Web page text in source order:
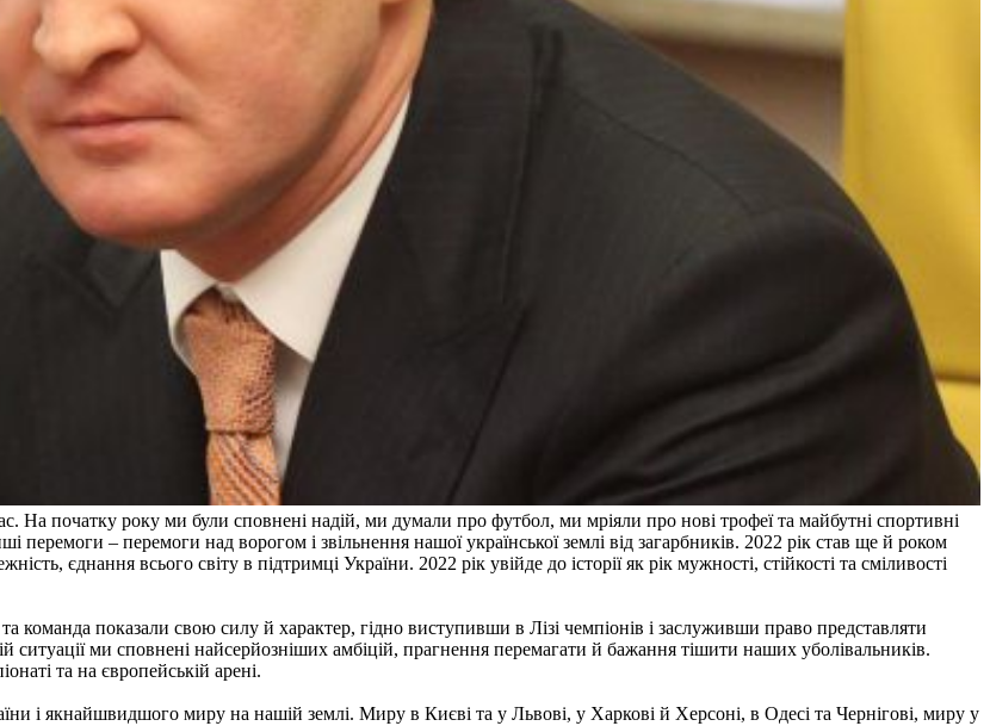
На початку року ми були сповнені надій, ми думали про футбол, ми мріяли про нові трофеї та майбутні спортивні
– перемоги над ворогом і звільнення нашої української землі від загарбників. 2022 рік став ще й роком
єднання всього світу в підтримці України. 2022 рік увійде до історії як рік мужності, стійкості та сміливості
команда показали свою силу й характер, гідно виступивши в Лізі чемпіонів і заслуживши право представляти
ми сповнені найсерйозніших амбіцій, прагнення перемагати й бажання тішити наших уболівальників.
та на європейській арені.
і якнайшвидшого миру на нашій землі. Миру в Києві та у Львові, у Харкові й Херсоні, в Одесі та Чернігові, миру у